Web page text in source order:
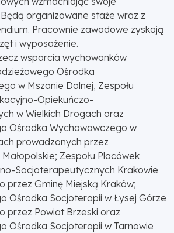
organizowane staże wraz z
Pracownie zawodowe zyskają
i wyposażenie.
wsparcia wychowanków
Ośrodka
w Mszanie Dolnej, Zespołu
Opiekuńczo-
w Wielkich Drogach oraz
Ośrodka Wychowawczego w
prowadzonych przez
Zespołu Placówek
Socjoterapeutycznych Krakowie
przez Gminę Miejską Kraków;
Ośrodka Socjoterapii w Łysej Górze
przez Powiat Brzeski oraz
Ośrodka Socjoterapii w Tarnowie